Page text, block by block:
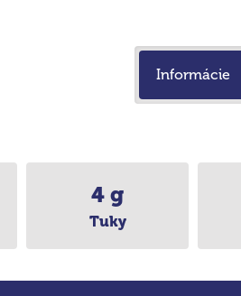
Informácie
4 g
Tuky